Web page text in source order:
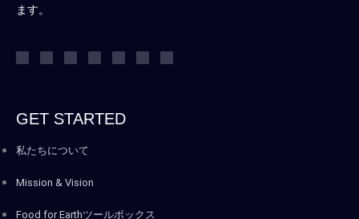
ます。
GET STARTED
私たちについて
Mission & Vision
Food for Earthツールボックス